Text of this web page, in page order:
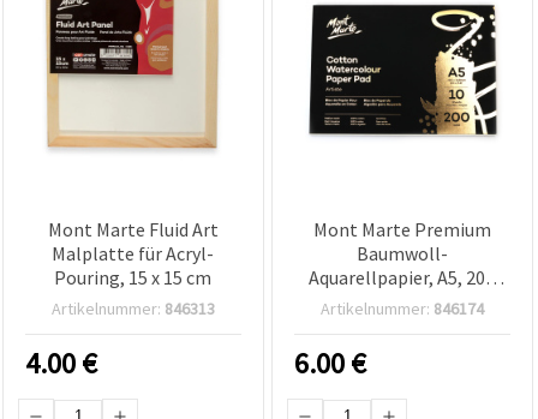
Mont Marte Fluid Art
Malplatte für Acryl-
Pouring, 15 x 15 cm
Artikelnummer: 846313
4.00€
Mont Marte Premium
Baumwoll-
Aquarellpapier, A5, 200
g/m², 10 Blatt
Artikelnummer: 846174
6.00€